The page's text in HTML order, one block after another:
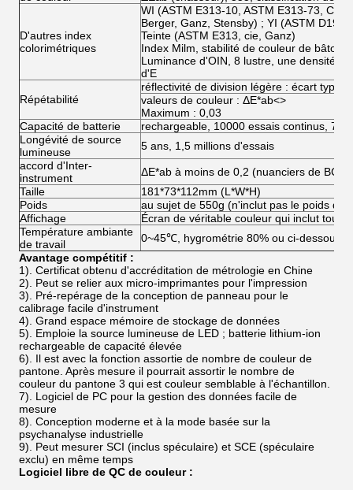
D'autres index
colorimétriques
WI (ASTM E313-10, ASTM E313-73, CIE/
Berger, Ganz, Stensby) ; YI (ASTM
Teinte (ASTM E313, cie, Ganz)
Index Milm, stabilité de couleur de bâton,
Luminance d'OIN, 8 lustre, une densité,
d'E
Répétabilité
réflectivité de division légère : écart type
valeurs de couleur : ΔE*ab<>
Maximum : 0,03
Capacité de batterie
rechargeable, 10000 essais continus,
Longévité de source
lumineuse
5 ans, 1,5 millions d'essais
accord d'Inter-
instrument
ΔE*ab à moins de 0,2 (nuanciers de
Taille
181*73*112mm (L*W*H)
Poids
au sujet de 550g (n'inclut pas le poids de
Affichage
Écran de véritable couleur qui inclut
Température ambiante
de travail
0~45℃, hygrométrie 80% ou ci-dessous
Avantage compétitif :
1). Certificat obtenu d'accréditation de métrologie en Chine
2). Peut se relier aux micro-imprimantes pour l'impression
3).
Pré-repérage de la conception de panneau pour le
calibrage facile d'instrument
4). Grand espace mémoire de stockage de données
5). Emploie la source lumineuse de LED ; batterie lithium-ion
rechargeable de capacité élevée
6). Il est avec la fonction assortie de nombre de couleur de
pantone. Après mesure il pourrait assortir le nombre de
couleur du pantone 3 qui est couleur semblable à l'échantillon.
7). Logiciel de PC pour la gestion des données facile de
mesure
8). Conception moderne et à la mode basée sur la
psychanalyse industrielle
9).
Peut mesurer SCI (inclus spéculaire) et SCE (spéculaire
exclu) en même temps
Logiciel libre de QC de couleur :